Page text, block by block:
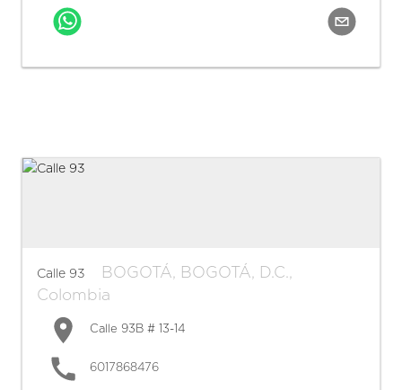
Calle 93 BOGOTÁ, BOGOTÁ, D.C.,
Colombia
Calle 93B # 13-14
6017868476